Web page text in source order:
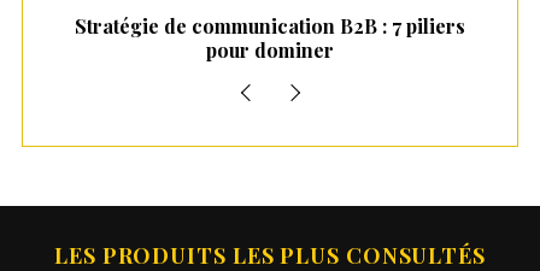
B2B : 7 piliers
Nurturing clients par le
LES PRODUITS LES PLUS CONSULTÉS